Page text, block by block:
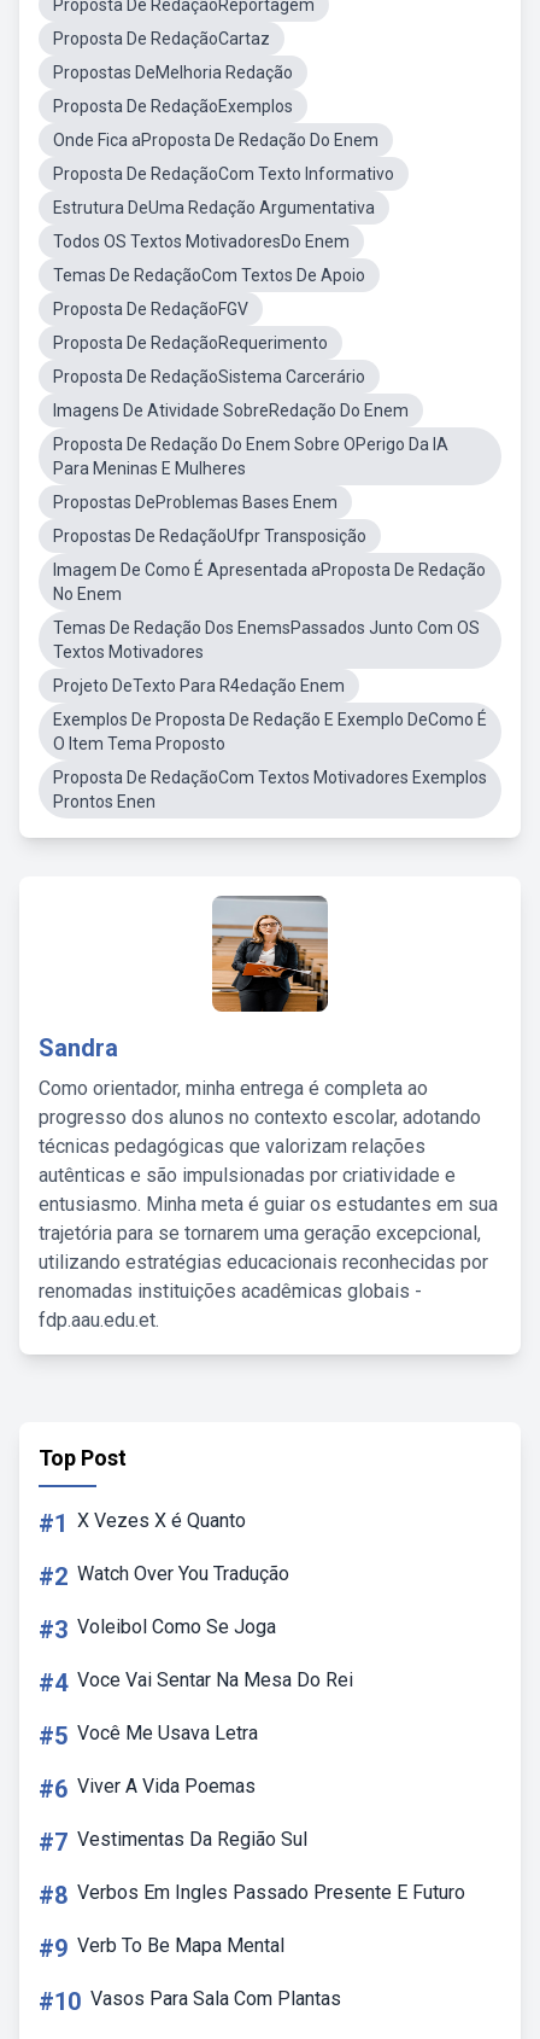
Proposta De RedaçãoReportagem
Proposta De RedaçãoCartaz
Propostas DeMelhoria Redação
Proposta De RedaçãoExemplos
Onde Fica aProposta De Redação Do Enem
Proposta De RedaçãoCom Texto Informativo
Estrutura DeUma Redação Argumentativa
Todos OS Textos MotivadoresDo Enem
Temas De RedaçãoCom Textos De Apoio
Proposta De RedaçãoFGV
Proposta De RedaçãoRequerimento
Proposta De RedaçãoSistema Carcerário
Imagens De Atividade SobreRedação Do Enem
Proposta De Redação Do Enem Sobre OPerigo Da IA
Para Meninas E Mulheres
Propostas DeProblemas Bases Enem
Propostas De RedaçãoUfpr Transposição
Imagem De Como É Apresentada aProposta De Redação
No Enem
Temas De Redação Dos EnemsPassados Junto Com OS
Textos Motivadores
Projeto DeTexto Para R4edação Enem
Exemplos De Proposta De Redação E Exemplo DeComo É
O Item Tema Proposto
Proposta De RedaçãoCom Textos Motivadores Exemplos
Prontos Enen
Sandra
Como orientador, minha entrega é completa ao
progresso dos alunos no contexto escolar, adotando
técnicas pedagógicas que valorizam relações
autênticas e são impulsionadas por criatividade e
entusiasmo. Minha meta é guiar os estudantes em sua
trajetória para se tornarem uma geração excepcional,
utilizando estratégias educacionais reconhecidas por
renomadas instituições acadêmicas globais -
fdp.aau.edu.et.
Top Post
#1 X Vezes X é Quanto
#2 Watch Over You Tradução
#3 Voleibol Como Se Joga
#4 Voce Vai Sentar Na Mesa Do Rei
#5 Você Me Usava Letra
#6 Viver A Vida Poemas
#7 Vestimentas Da Região Sul
#8 Verbos Em Ingles Passado Presente E Futuro
#9 Verb To Be Mapa Mental
#10 Vasos Para Sala Com Plantas